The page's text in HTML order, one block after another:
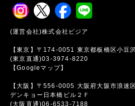
(運営会社)株式会社ビジア
【東京】〒174-0051 東京都板橋区小
(東京直通)03-3974-8220
【Googleマップ】
【大阪】〒556-0005 大阪府大阪市浪
デンキョー日本橋ビル２Ｆ
(大阪直通)06-6533-7188